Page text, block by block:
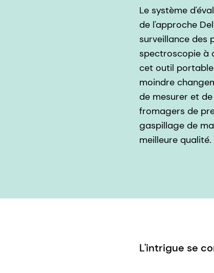
Le système
de l'approche
surveillance des
spectroscopie à
cet outil
moindre
de mesurer et
fromagers de
gaspillage de
meilleure qualité.
L'intrigue se